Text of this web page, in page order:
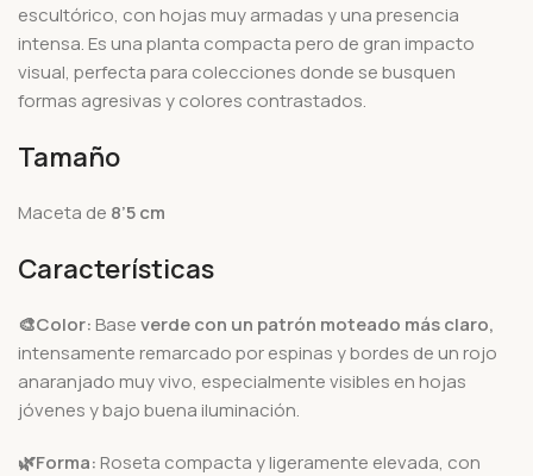
escultórico, con hojas muy armadas y una presencia
intensa. Es una planta compacta pero de gran impacto
visual, perfecta para colecciones donde se busquen
formas agresivas y colores contrastados.
Tamaño
Maceta de 8’5 cm
Características
🎨Color: Baseverde con un patrón moteado más claro,
intensamente remarcado por espinas y bordes de un rojo
anaranjado muy vivo, especialmente visibles en hojas
jóvenes y bajo buena iluminación.
🌿Forma: Roseta compacta y ligeramente elevada, con